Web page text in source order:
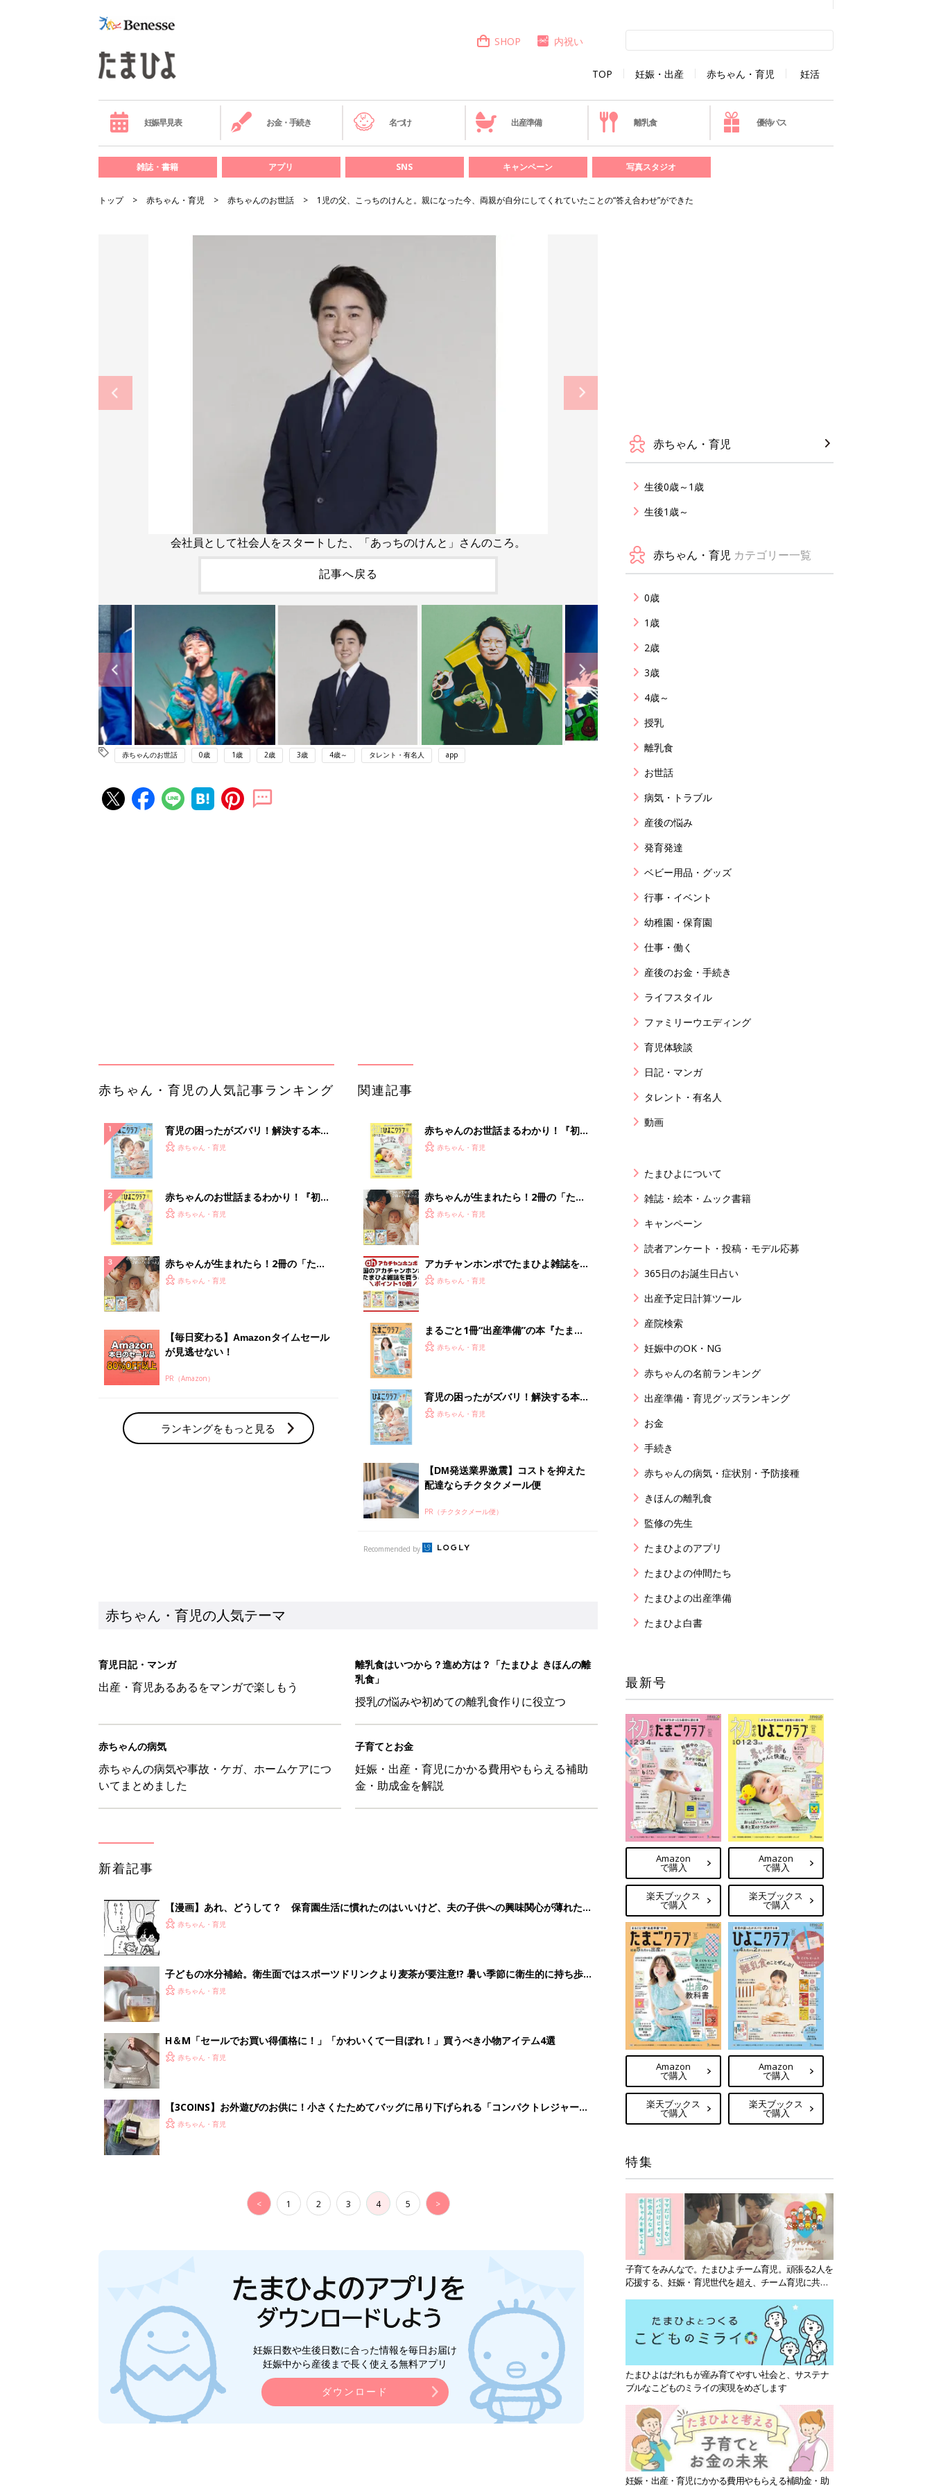
TOP 妊娠・出産 赤ちゃん・育児 妊活
SHOP 内祝い
妊娠早見表 お金・手続き 名づけ 出産準備 離乳食 優待パス
雑誌・書籍 アプリ SNS キャンペーン 写真スタジオ
トップ 赤ちゃん・育児 赤ちゃんのお世話 1児の父、こっちのけんと。親になった今、両親が自分にしてくれていたことの“答え合わせ”ができた
会社員として社会人をスタートした、「あっちのけんと」さんのころ。
記事へ戻る
赤ちゃんのお世話 0歳 1歳 2歳 3歳 4歳～ タレント・有名人 app
が見逃せない！
PR（Amazon）
ランキングをもっと見る
夫婦で予習する 出産の教科書
になるまで、育児に役立つ情報がいっ
ぱい！
PR（チクタクメール便）
赤ちゃん・育児の人気テーマ
育児日記・マンガ
離乳食はいつから？進め方は？「たまひよ きほんの離
授乳の悩みや初めての離乳食作りに役立つ
子育てとお金
妊娠・出産・育児にかかる費用やもらえる補助
金・助成金を解説
【漫画】あれ、どうして？ 保育園生活に慣れたのはいいけど、夫の子供への興味関心が薄れた気
がする……！『ふうふう子育て ＃91』
赤ちゃん・育児
子どもの水分補給。衛生面ではスポーツドリンクより麦茶が要注意!? 暑い季節に衛生的に持ち歩
赤ちゃん・育児
H＆М「セールでお買い得価格に！」「かわいくて一目ぼれ！」買うべき小物アイテム4選
< 1 2 3 4 5 >
赤ちゃん・育児
生後0歳～1歳
生後1歳～
赤ちゃん・育児 カテゴリー一覧
0歳
1歳
2歳
3歳
4歳～
授乳
離乳食
お世話
病気・トラブル
産後の悩み
発育発達
ベビー用品・グッズ
行事・イベント
幼稚園・保育園
仕事・働く
産後のお金・手続き
ライフスタイル
ファミリーウエディング
育児体験談
日記・マンガ
タレント・有名人
動画
たまひよについて
雑誌・絵本・ムック書籍
キャンペーン
読者アンケート・投稿・モデル応募
365日のお誕生日占い
出産予定日計算ツール
産院検索
妊娠中のOK・NG
赤ちゃんの名前ランキング
出産準備・育児グッズランキング
お金
手続き
赤ちゃんの病気・症状別・予防接種
きほんの離乳食
監修の先生
たまひよのアプリ
たまひよの仲間たち
たまひよの出産準備
たまひよ白書
最新号
Amazon
で購入
楽天ブックス
で購入
Amazon
で購入
楽天ブックス
で購入
Amazon
で購入
楽天ブックス
で購入
Amazon
で購入
楽天ブックス
で購入
特集
子育てをみんなで。たまひよチーム育児。頑張る2人を
応援する、妊娠・育児世代を超え、チーム育児に共感
たまひよはだれもが産み育てやすい社会と、サステナ
ブルなこどものミライの実現をめざします
妊娠・出産・育児にかかる費用やもらえる補助金・助